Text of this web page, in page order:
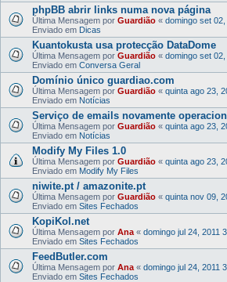
phpBB abrir links numa nova página
Última Mensagem por Guardião « domingo set
Enviado em Dicas
Kuantokusta usa protecção DataDome
Última Mensagem por Guardião « domingo set
Enviado em Conversa Geral
Domínio único guardiao.com
Última Mensagem por Guardião « quinta ago 23,
Enviado em Notícias
Serviço de emails novamente
Última Mensagem por Guardião « quinta ago 23,
Enviado em Notícias
Modify My Files 1.0
Última Mensagem por Guardião « quinta ago 23,
Enviado em Modify My Files
niwite.pt / amazonite.pt
Última Mensagem por Guardião « quinta nov 09,
Enviado em Sites Fechados
KopiKol.net
Última Mensagem por Ana « domingo jul 24, 2011
Enviado em Sites Fechados
FeedButler.com
Última Mensagem por Ana « domingo jul 24, 2011
Enviado em Sites Fechados